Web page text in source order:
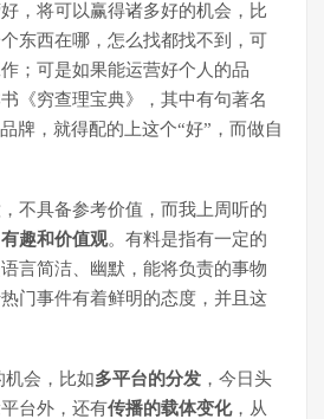
，将可以赢得诸多好的机会，比
东西在哪，怎么找都找不到，可
；可是如果能运营好个人的品
《穷查理宝典》，其中有句著名
牌，就得配的上这个“好”，而做自
不具备参考价值，而我上周听的
趣和价值观。有料是指有一定的
言简洁、幽默，能将负责的事物
门事件有着鲜明的态度，并且这
机会，比如多平台的分发 ，今日头
台外，还有传播的载体变化，从